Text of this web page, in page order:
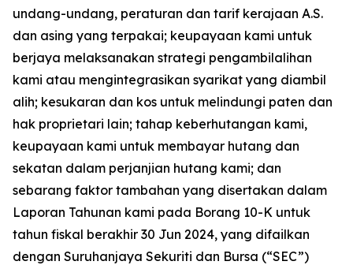
undang-undang, peraturan dan tarif kerajaan A.S.
dan asing yang terpakai; keupayaan kami untuk
berjaya melaksanakan strategi pengambilalihan
kami atau mengintegrasikan syarikat yang diambil
alih; kesukaran dan kos untuk melindungi paten dan
hak proprietari lain; tahap keberhutangan kami,
keupayaan kami untuk membayar hutang dan
sekatan dalam perjanjian hutang kami; dan
sebarang faktor tambahan yang disertakan dalam
Laporan Tahunan kami pada Borang 10-K untuk
tahun fiskal berakhir 30 Jun 2024, yang difailkan
dengan Suruhanjaya Sekuriti dan Bursa (“SEC”)